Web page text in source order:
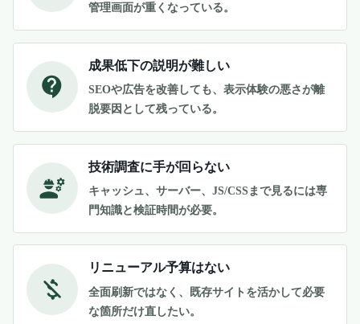
管理画面が重くなっている。
成果低下の説明が難しい
SEOや広告を改善しても、表示体験の悪さが離
脱要因として残っている。
技術調査に手が回らない
キャッシュ、サーバー、JS/CSSまで見るには専
門知識と検証時間が必要。
リニューアル予算はない
全面刷新ではなく、既存サイトを活かして必要
な箇所だけ直したい。